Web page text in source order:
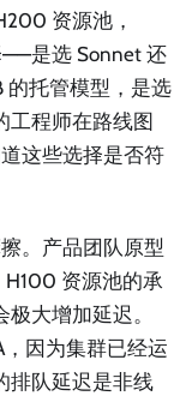
资源池，
是选 Sonnet 还
的托管模型，是选
工程师在路线图
这些选择是否符
。产品团队原型
资源池的承
大增加延迟。
因为集群已经运
排队延迟是非线